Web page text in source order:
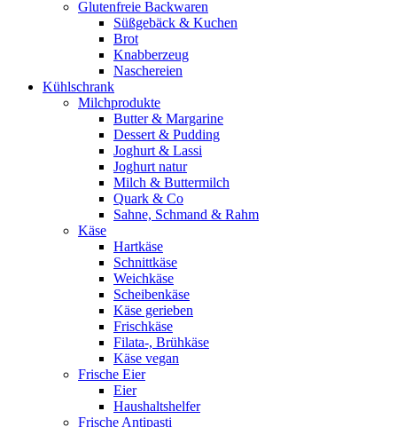
Glutenfreie Backwaren
Süßgebäck & Kuchen
Brot
Knabberzeug
Naschereien
Kühlschrank
Milchprodukte
Butter & Margarine
Dessert & Pudding
Joghurt & Lassi
Joghurt natur
Milch & Buttermilch
Quark & Co
Sahne, Schmand & Rahm
Käse
Hartkäse
Schnittkäse
Weichkäse
Scheibenkäse
Käse gerieben
Frischkäse
Filata-, Brühkäse
Käse vegan
Frische Eier
Eier
Haushaltshelfer
Frische Antipasti